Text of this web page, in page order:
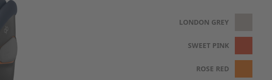
LONDON GREY
SWEET PINK
ROSE RED